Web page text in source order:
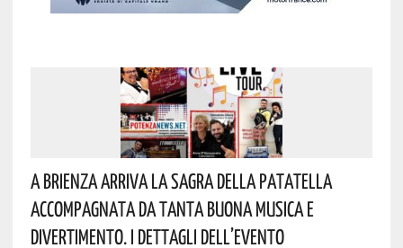
A Brienza Arriva La Sagra Della Patatella
Accompagnata Da Tanta Buona Musica E
Divertimento. I Dettagli Dell’evento